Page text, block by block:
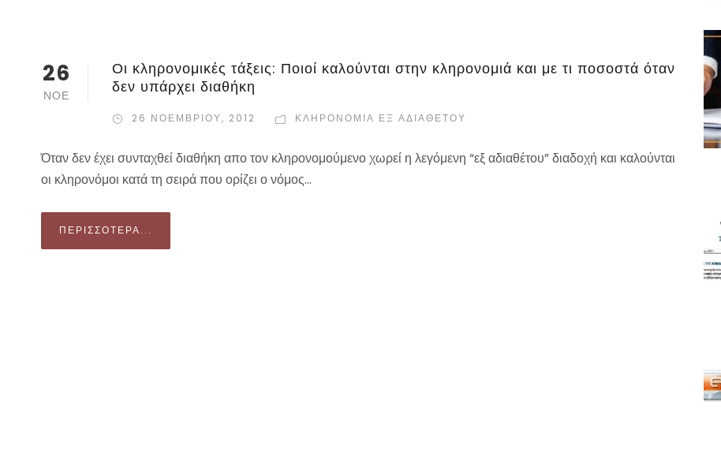
26
ΝΟΈ
Οι κληρονομικές τάξεις: Ποιοί καλούνται στην κληρονομιά και με τι ποσοστά όταν
δεν υπάρχει διαθήκη
26 ΝΟΕΜΒΡΊΟΥ, 2012 ΚΛΗΡΟΝΟΜΙΆ ΕΞ ΑΔΙΑΘΈΤΟΥ
Όταν δεν έχει συνταχθεί διαθήκη απο τον κληρονομούμενο χωρεί η λεγόμενη “εξ αδιαθέτου” διαδοχή και καλούνται
οι κληρονόμοι κατά τη σειρά που ορίζει ο νόμος...
ΠΕΡΙΣΣΌΤΕΡΑ...